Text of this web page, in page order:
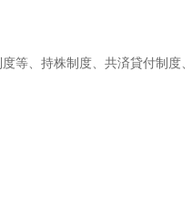
等、持株制度、共済貸付制度